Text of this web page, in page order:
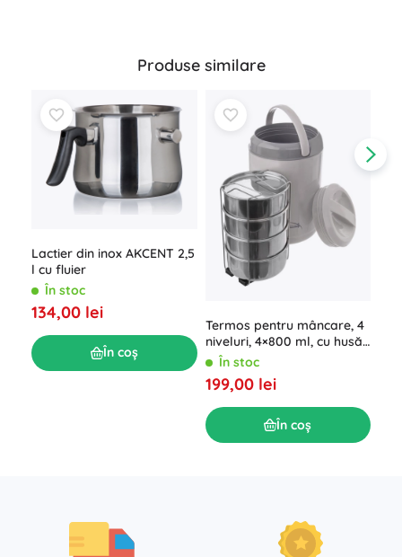
Produse similare
Lactier din inox AKCENT 2,5
l cu fluier
În stoc
134,00 lei
În coș
Termos pentru mâncare, 4
niveluri, 4×800 ml, cu husă
izotermă
În stoc
199,00 lei
În coș